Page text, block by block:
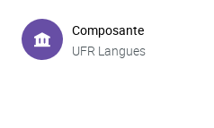
Composante
UFR Langues